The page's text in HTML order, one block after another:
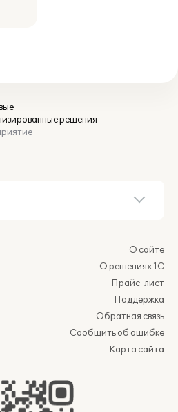
решения
О сайте
О решениях 1С
Прайс-лист
Поддержка
Обратная связь
Сообщить об ошибке
Карта сайта